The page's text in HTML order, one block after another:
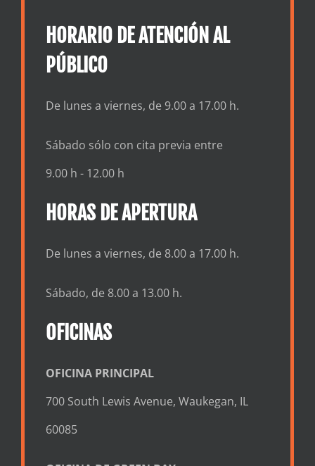
HORARIO DE ATENCIÓN AL
PÚBLICO
De lunes a viernes, de 9.00 a 17.00 h.
Sábado sólo con cita previa entre
9.00 h - 12.00 h
HORAS DE APERTURA
De lunes a viernes, de 8.00 a 17.00 h.
Sábado, de 8.00 a 13.00 h.
OFICINAS
OFICINA PRINCIPAL
700 South Lewis Avenue, Waukegan, IL
60085